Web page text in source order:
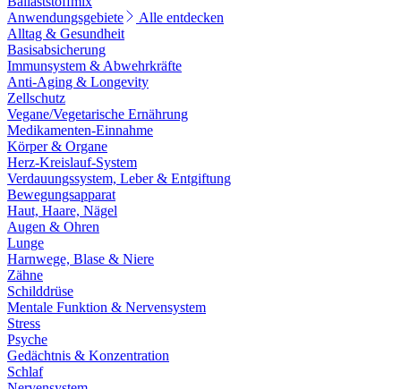
Anwendungsgebiete
Alle entdecken
Alltag & Gesundheit
Basisabsicherung
Immunsystem & Abwehrkräfte
Anti-Aging & Longevity
Zellschutz
Vegane/Vegetarische Ernährung
Medikamenten-Einnahme
Körper & Organe
Herz-Kreislauf-System
Verdauungssystem, Leber & Entgiftung
Bewegungsapparat
Haut, Haare, Nägel
Augen & Ohren
Lunge
Harnwege, Blase & Niere
Zähne
Schilddrüse
Mentale Funktion & Nervensystem
Stress
Psyche
Gedächtnis & Konzentration
Schlaf